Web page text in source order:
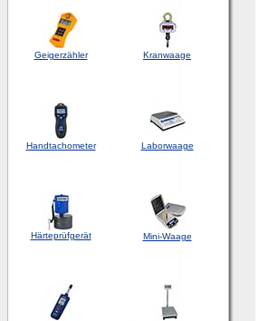
Geigerzähler Kranwaage
Handtachometer Laborwaage
Härteprüfgerät Mini-Waage